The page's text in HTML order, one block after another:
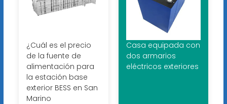
¿Cuál es el precio
de la fuente de
alimentación para
la estación base
exterior BESS en San
Marino
Casa equipada con
dos armarios
eléctricos exteriores